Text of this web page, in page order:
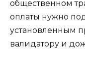
общественном
оплаты нужно
установленным
валидатору и